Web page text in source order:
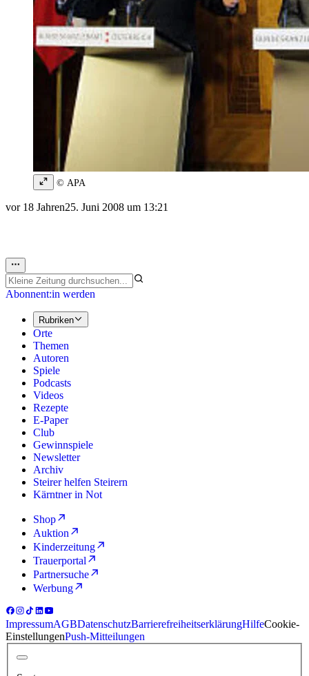
© APA
vor 18 Jahren25. Juni 2008 um 13:21
Abonnent:in werden
Rubriken
Orte
Themen
Autoren
Spiele
Podcasts
Videos
Rezepte
E-Paper
Club
Gewinnspiele
Newsletter
Archiv
Steirer helfen Steirern
Kärntner in Not
Shop
Auktion
Kinderzeitung
Trauerportal
Partnersuche
Werbung
ImpressumAGBDatenschutzBarrierefreiheitserklärungHilfeCookie-
EinstellungenPush-Mitteilungen